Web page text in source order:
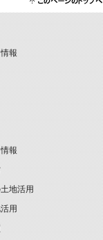
報
報
地活用
用